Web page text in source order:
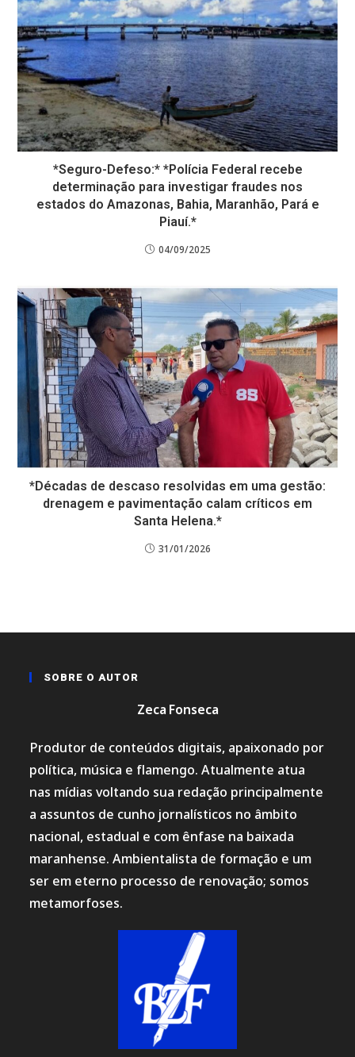
*Seguro-Defeso:* *Polícia Federal recebe
determinação para investigar fraudes nos
estados do Amazonas, Bahia, Maranhão, Pará e
Piauí.*
04/09/2025
*Décadas de descaso resolvidas em uma gestão:
drenagem e pavimentação calam críticos em
Santa Helena.*
31/01/2026
SOBRE O AUTOR
Zeca Fonseca
Produtor de conteúdos digitais, apaixonado por
política, música e flamengo. Atualmente atua
nas mídias voltando sua redação principalmente
a assuntos de cunho jornalísticos no âmbito
nacional, estadual e com ênfase na baixada
maranhense. Ambientalista de formação e um
ser em eterno processo de renovação; somos
metamorfoses.